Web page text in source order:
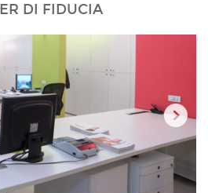
DI FIDUCIA